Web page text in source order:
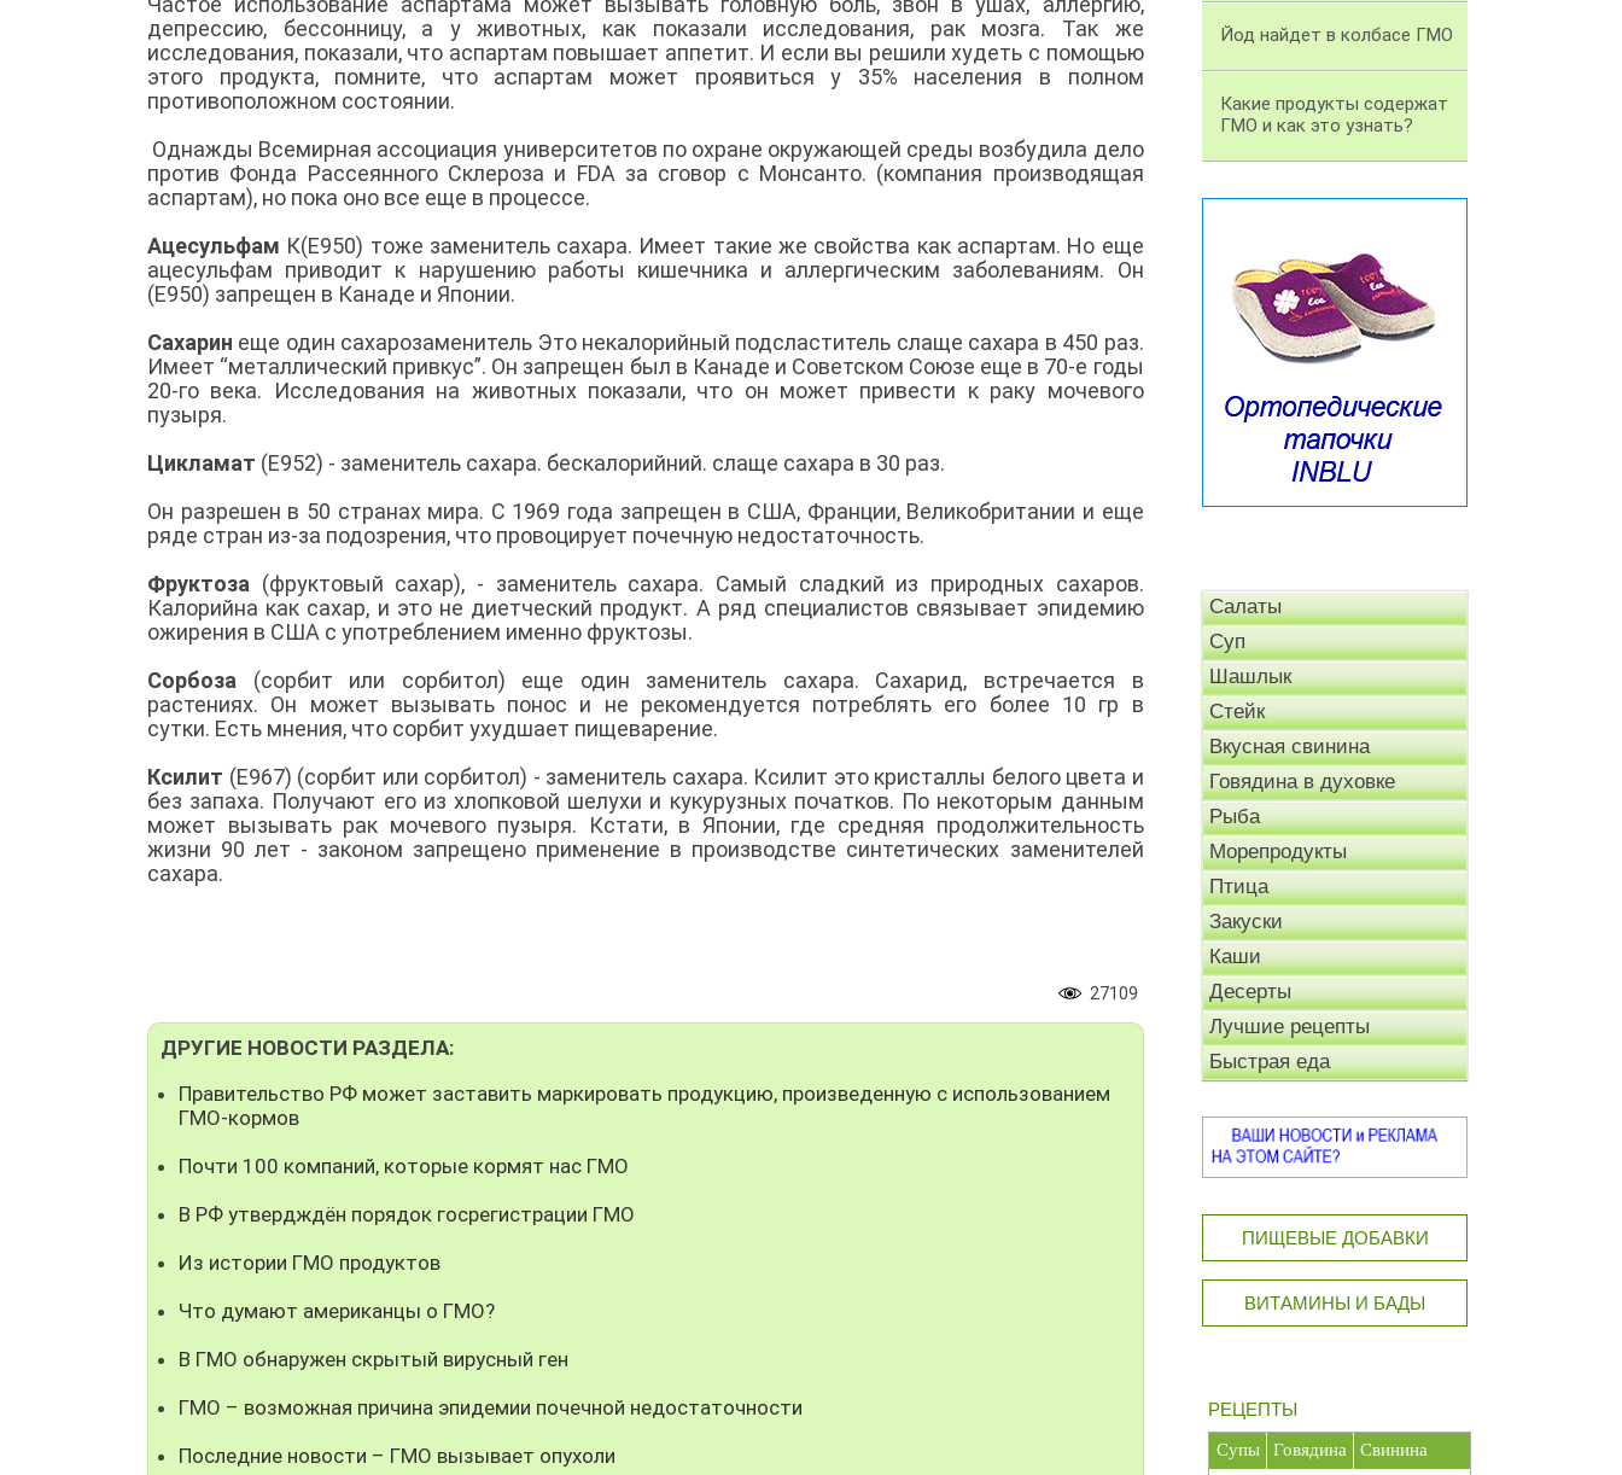
депрессию, бессонницу, а у животных, как показали исследования, рак мозга. Так же
исследования, показали, что аспартам повышает аппетит. И если вы решили худеть с помощью
этого продукта, помните, что аспартам может проявиться у 35% населения в полном
противоположном состоянии.
Однажды Всемирная ассоциация университетов по охране окружающей среды возбудила дело
против Фонда Рассеянного Склероза и FDA за сговор с Монсанто. (компания производящая
аспартам), но пока оно все еще в процессе.
Ацесульфам К(Е950) тоже заменитель сахара. Имеет такие же свойства как аспартам. Но еще
ацесульфам приводит к нарушению работы кишечника и аллергическим заболеваниям. Он
(Е950) запрещен в Канаде и Японии.
Сахарин еще один сахарозаменитель Это некалорийный подсластитель слаще сахара в 450 раз.
Имеет “металлический привкус”. Он запрещен был в Канаде и Советском Союзе еще в 70-е годы
20-го века. Исследования на животных показали, что он может привести к раку мочевого
пузыря.
Цикламат (Е952) - заменитель сахара. бескалорийний. слаще сахара в 30 раз.
Он разрешен в 50 странах мира. С 1969 года запрещен в США, Франции, Великобритании и еще
ряде стран из-за подозрения, что провоцирует почечную недостаточность.
Фруктоза (фруктовый сахар), - заменитель сахара. Самый сладкий из природных сахаров.
Калорийна как сахар, и это не диетческий продукт. А ряд специалистов связывает эпидемию
ожирения в США с употреблением именно фруктозы.
Сорбоза (сорбит или сорбитол) еще один заменитель сахара. Сахарид, встречается в
растениях. Он может вызывать понос и не рекомендуется потреблять его более 10 гр в
сутки. Есть мнения, что сорбит ухудшает пищеварение.
Ксилит (Е967) (сорбит или сорбитол) - заменитель сахара. Ксилит это кристаллы белого цвета и
без запаха. Получают его из хлопковой шелухи и кукурузных початков. По некоторым данным
может вызывать рак мочевого пузыря. Кстати, в Японии, где средняя продолжительность
жизни 90 лет - законом запрещено применение в производстве синтетических заменителей
сахара.
27109
ДРУГИЕ НОВОСТИ РАЗДЕЛА:
Правительство РФ может заставить маркировать продукцию, произведенную с использованием
ГМО-кормов
Почти 100 компаний, которые кормят нас ГМО
В РФ утвердждён порядок госрегистрации ГМО
Из истории ГМО продуктов
Что думают американцы о ГМО?
В ГМО обнаружен скрытый вирусный ген
ГМО – возможная причина эпидемии почечной недостаточности
Последние новости – ГМО вызывает опухоли
Йод найдет в колбасе ГМО
Какие продукты содержат
ГМО и как это узнать?
Салаты
Суп
Шашлык
Стейк
Вкусная свинина
Говядина в духовке
Рыба
Морепродукты
Птица
Закуски
Каши
Десерты
Лучшие рецепты
Быстрая еда
ПИЩЕВЫЕ ДОБАВКИ
ВИТАМИНЫ И БАДЫ
РЕЦЕПТЫ
Супы Говядина Свинина